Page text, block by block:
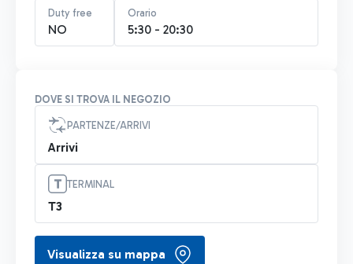
Duty free
NO
Orario
5:30 - 20:30
DOVE SI TROVA IL NEGOZIO
PARTENZE/ARRIVI
Arrivi
TERMINAL
T3
Visualizza su mappa